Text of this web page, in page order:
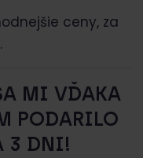
ceny, za
MI VĎAKA
PODARILO
3 DNI!